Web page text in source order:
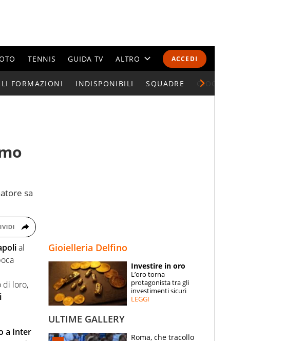
ACCEDI
TENNIS GUIDA TV ALTRO
CALENDARI E CLASSIFICHE
ESPERTI
CONTATTI
FORMAZIONI INDISPONIBILI SQUADRE GIOCATORI SERIE A
sa
al
di loro,
a Inter
Gioielleria Delfino
Investire in oro
L’oro torna
protagonista tra gli
investimenti sicuri
LEGGI
ULTIME GALLERY
Roma, che tracollo